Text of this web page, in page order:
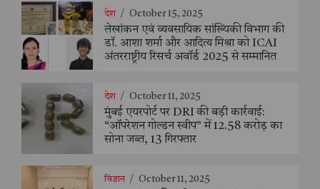
देश / October 15, 2025
लेखांकन एवं व्यवसायिक सांख्यिकी विभाग की
डॉ. आशा शर्मा और आदित्य मिश्रा को ICAI
अंतरराष्ट्रीय रिसर्च अवॉर्ड 2025 से सम्मानित
देश / October 11, 2025
मुंबई एयरपोर्ट पर DRI की बड़ी कार्रवाई:
“ऑपरेशन गोल्डन स्वीप” में 12.58 करोड़ का
सोना जब्त, 13 गिरफ्तार
विज्ञान / October 11, 2025